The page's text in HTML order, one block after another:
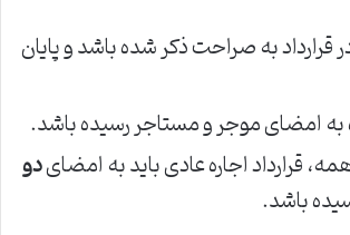
قرارداد به صراحت ذکر شده باشد و پایان
به امضای موجر و مستاجر رسیده باشد.
قرارداد اجاره عادی باید به امضایدو
باشد.